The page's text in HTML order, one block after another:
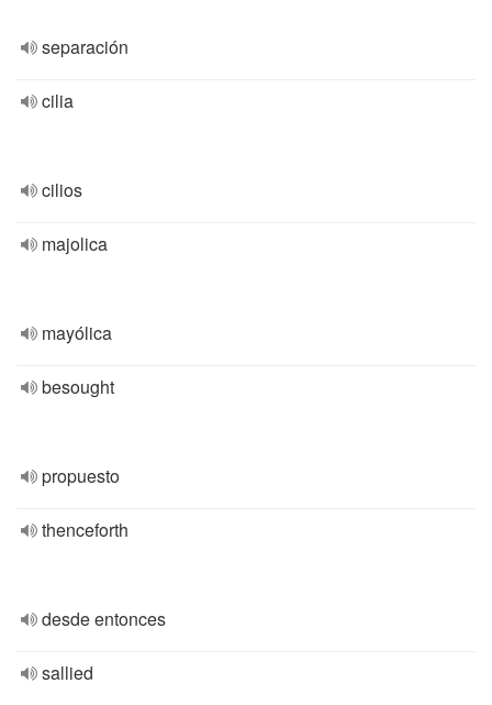
separación
cilia
cilios
majolica
mayólica
besought
propuesto
thenceforth
desde entonces
sallied